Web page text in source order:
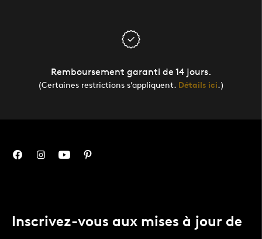
Remboursement garanti de 14 jours.
(Certaines restrictions s’appliquent. Détails ici.)
Inscrivez-vous aux mises à jour de